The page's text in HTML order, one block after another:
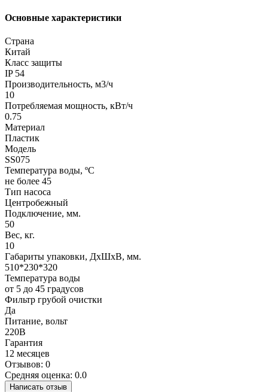
Основные характеристики
Страна
Китай
Класс защиты
IP 54
Производительность, м3/ч
10
Потребляемая мощность, кВт/ч
0.75
Материал
Пластик
Модель
SS075
Температура воды, ºС
не более 45
Тип насоса
Центробежный
Подключение, мм.
50
Вес, кг.
10
Габариты упаковки, ДхШхВ, мм.
510*230*320
Температура воды
от 5 до 45 градусов
Фильтр грубой очистки
Да
Питание, вольт
220В
Гарантия
12 месяцев
Отзывов: 0
Средняя оценка: 0.0
Написать отзыв